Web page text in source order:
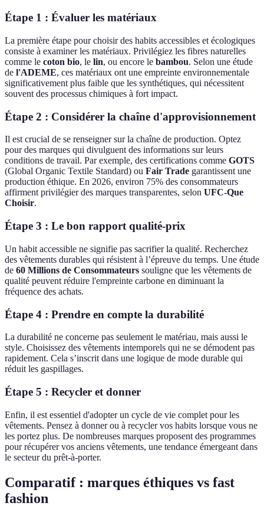
Étape 1 : Évaluer les matériaux
La première étape pour choisir des habits accessibles et écologiques
consiste à examiner les matériaux. Privilégiez les fibres naturelles
comme le coton bio, le lin, ou encore le bambou. Selon une étude
de l'ADEME, ces matériaux ont une empreinte environnementale
significativement plus faible que les synthétiques, qui nécessitent
souvent des processus chimiques à fort impact.
Étape 2 : Considérer la chaîne d'approvisionnement
Il est crucial de se renseigner sur la chaîne de production. Optez
pour des marques qui divulguent des informations sur leurs
conditions de travail. Par exemple, des certifications comme GOTS
(Global Organic Textile Standard) ou Fair Trade garantissent une
production éthique. En 2026, environ 75% des consommateurs
affirment privilégier des marques transparentes, selon UFC-Que
Choisir.
Étape 3 : Le bon rapport qualité-prix
Un habit accessible ne signifie pas sacrifier la qualité. Recherchez
des vêtements durables qui résistent à l’épreuve du temps. Une étude
de 60 Millions de Consommateurs souligne que les vêtements de
qualité peuvent réduire l'empreinte carbone en diminuant la
fréquence des achats.
Étape 4 : Prendre en compte la durabilité
La durabilité ne concerne pas seulement le matériau, mais aussi le
style. Choisissez des vêtements intemporels qui ne se démodent pas
rapidement. Cela s’inscrit dans une logique de mode durable qui
réduit les gaspillages.
Étape 5 : Recycler et donner
Enfin, il est essentiel d'adopter un cycle de vie complet pour les
vêtements. Pensez à donner ou à recycler vos habits lorsque vous ne
les portez plus. De nombreuses marques proposent des programmes
pour récupérer vos anciens vêtements, une tendance émergeant dans
le secteur du prêt-à-porter.
Comparatif : marques éthiques vs fast
fashion